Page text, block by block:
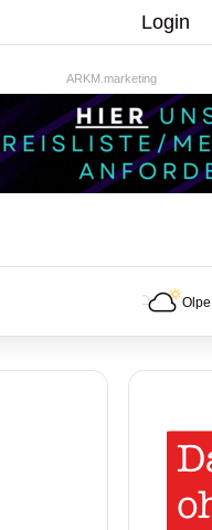
Login
ARKM.marketing
Olpe